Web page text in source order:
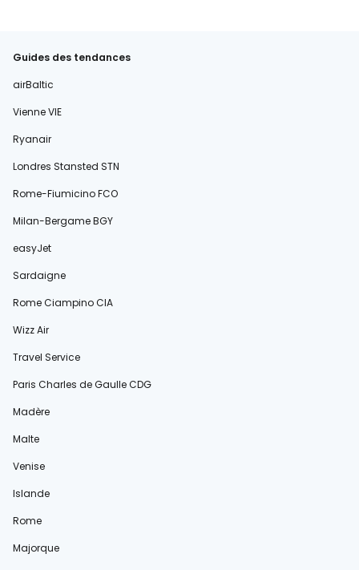
Guides des tendances
airBaltic
Vienne VIE
Ryanair
Londres Stansted STN
Rome-Fiumicino FCO
Milan-Bergame BGY
easyJet
Sardaigne
Rome Ciampino CIA
Wizz Air
Travel Service
Paris Charles de Gaulle CDG
Madère
Malte
Venise
Islande
Rome
Majorque